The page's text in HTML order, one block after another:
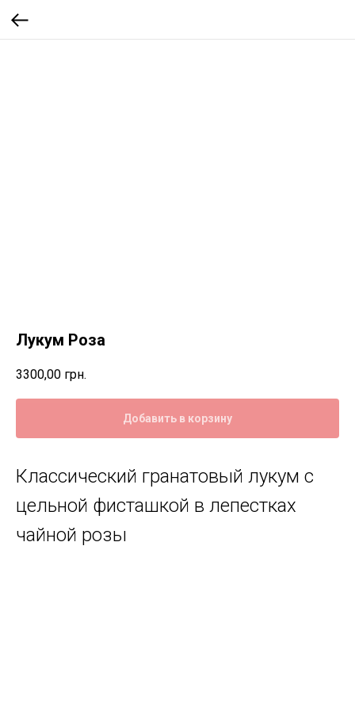
Лукум Роза
3300,00 грн.
Добавить в корзину
Классический гранатовый лукум с
цельной фисташкой в лепестках
чайной розы